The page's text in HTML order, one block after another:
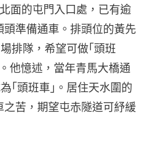
面的屯門入口處，已有逾
準備通車。排頭位的黃先
排隊，希望可做｢頭班
他憶述，當年青馬大橋通
｢頭班車｣。居住天水圍的
苦，期望屯赤隧道可紓緩